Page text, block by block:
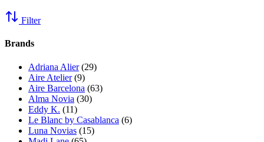
Filter
Brands
Adriana Alier (29)
Aire Atelier (9)
Aire Barcelona (63)
Alma Novia (30)
Eddy K. (11)
Le Blanc by Casablanca (6)
Luna Novias (15)